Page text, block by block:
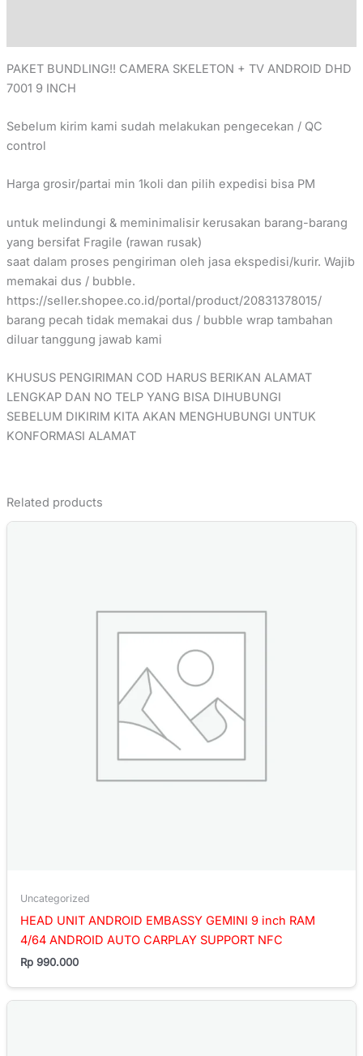
PAKET BUNDLING!! CAMERA SKELETON + TV ANDROID DHD
7001 9 INCH
Sebelum kirim kami sudah melakukan pengecekan / QC
control
Harga grosir/partai min 1koli dan pilih expedisi bisa PM
untuk melindungi & meminimalisir kerusakan barang-barang
yang bersifat Fragile (rawan rusak)
saat dalam proses pengiriman oleh jasa ekspedisi/kurir. Wajib
memakai dus / bubble.
https://seller.shopee.co.id/portal/product/20831378015/
barang pecah tidak memakai dus / bubble wrap tambahan
diluar tanggung jawab kami
KHUSUS PENGIRIMAN COD HARUS BERIKAN ALAMAT
LENGKAP DAN NO TELP YANG BISA DIHUBUNGI
SEBELUM DIKIRIM KITA AKAN MENGHUBUNGI UNTUK
KONFORMASI ALAMAT
Related products
Uncategorized
HEAD UNIT ANDROID EMBASSY GEMINI 9 inch RAM
4/64 ANDROID AUTO CARPLAY SUPPORT NFC
Rp 990.000